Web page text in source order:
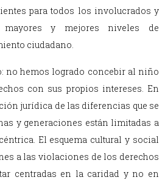
para todos los involucrados y
mayores y mejores niveles de
ciudadano.
no hemos logrado concebir al niño
con sus propios intereses. En
jurídica de las diferencias que se
y generaciones están limitadas a
El esquema cultural y social
a las violaciones de los derechos
centradas en la caridad y no en